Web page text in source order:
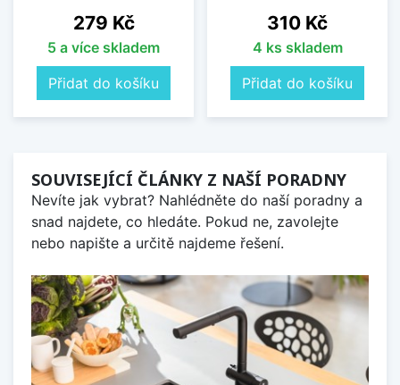
Cena
279 Kč
5 a více skladem
Přidat do košíku
Cena
310 Kč
4 ks skladem
Přidat do košíku
SOUVISEJÍCÍ ČLÁNKY Z NAŠÍ PORADNY
Nevíte jak vybrat? Nahlédněte do naší poradny a
snad najdete, co hledáte. Pokud ne, zavolejte
nebo napište a určitě najdeme řešení.